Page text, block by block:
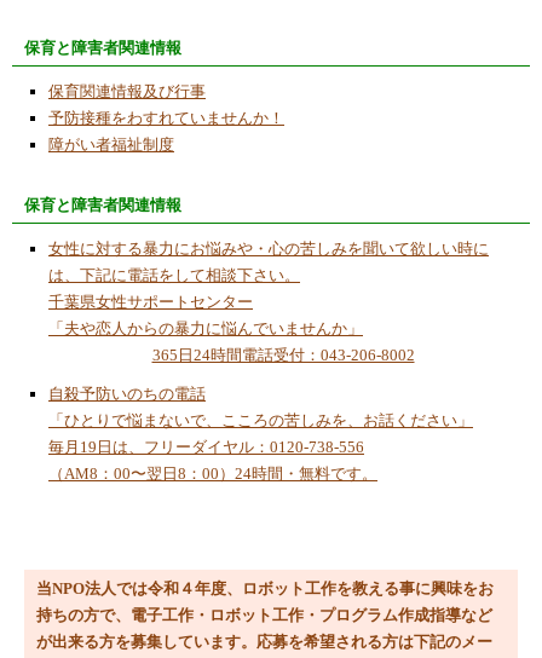
2024/2/27
第２７回ふれあいまつりに当NPO法人も出
展・参加
2024/2/7
ＰＣ無しでプログラム作成体験講座の受講者
2024/2/1
今月のコラム「縄文の人たち」
2023/10/23
第４９回鎌ケ谷市民まつり
子ども科学・ワークショップ講座
2023/8/16
デジタルワークショップ講座で「障害物回避
型３輪ロボット」の製作指導
う！
2023/8/1
今月のコラム「総人口８７００万人」
保育と障害者関連情報
保育関連情報及び行事
予防接種をわすれていませんか！
障がい者福祉制度
保育と障害者関連情報
女性に対する暴力にお悩みや・心の苦しみを聞いて欲しい時に
は、下記に電話をして相談下さい。
千葉県女性サポートセンター
「夫や恋人からの暴力に悩んでいませんか」
365日24時間電話受付：043-206-8002
自殺予防いのちの電話
「ひとりで悩まないで、こころの苦しみを、お話ください」
毎月19日は、フリーダイヤル：0120-738-556
（AM8：00〜翌日8：00）24時間・無料です。
当NPO法人では令和４年度、ロボット工作を教える事に興味をお
持ちの方で、電子工作・ロボット工作・プログラム作成指導など
が出来る方を募集しています。応募を希望される方は下記のメー